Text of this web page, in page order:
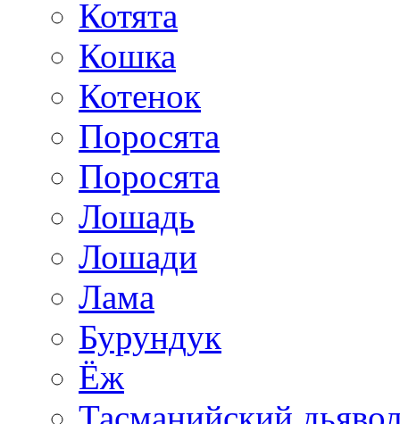
Котята
Кошка
Котенок
Поросята
Поросята
Лошадь
Лошади
Лама
Бурундук
Ёж